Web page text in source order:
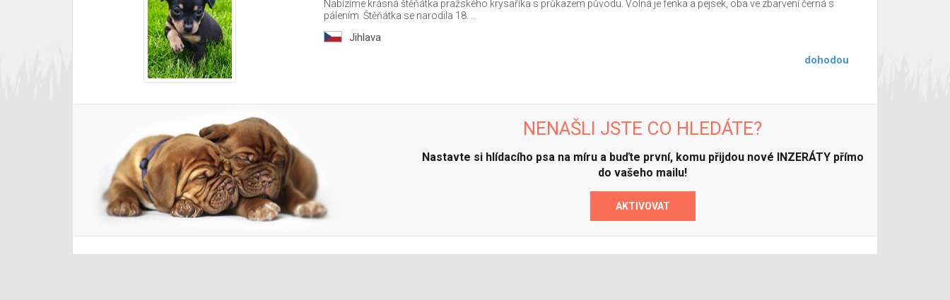
Nabízíme krásná štěňátka pražského krysaříka s průkazem původu. Volná je fenka a pejsek, oba ve zbarvení černá s
pálením. Štěňátka se narodila 18. ...
Jihlava
dohodou
NENAŠLI JSTE CO HLEDÁTE?
Nastavte si hlídacího psa na míru a buďte první, komu přijdou nové INZERÁTY přímo
do vašeho mailu!
AKTIVOVAT